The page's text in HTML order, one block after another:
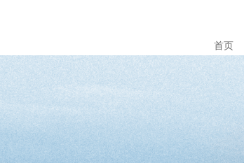
首页